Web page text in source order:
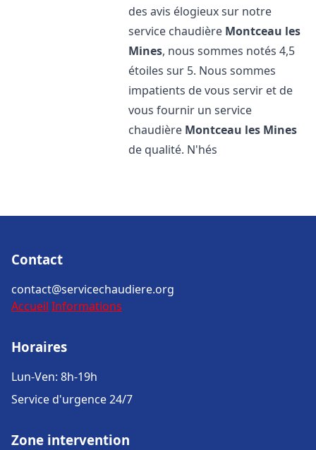
des avis élogieux sur notre
service chaudière Montceau les
Mines, nous sommes notés 4,5
étoiles sur 5. Nous sommes
impatients de vous servir et de
vous fournir un service
chaudière Montceau les Mines
de qualité. N'hés
Contact
contact@servicechaudiere.org
Accueil Informations
Horaires
Lun-Ven: 8h-19h
Service d'urgence 24/7
Zone intervention